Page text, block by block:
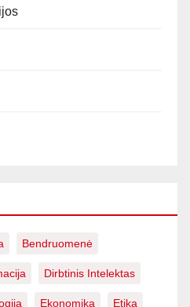
Bendruomenė
Dirbtinis Intelektas
Ekonomika Etika